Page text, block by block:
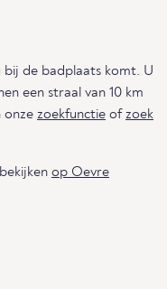
bij de badplaats komt. U
een straal van 10 km
onze zoekfunctie ofzoek
bekijken op Oevre